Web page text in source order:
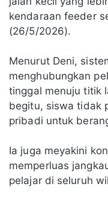
kendaraan feeder
(26/5/2026).
Menurut Deni,
menghubungkan
tinggal menuju titik
begitu, siswa tidak
pribadi untuk
Ia juga meyakini
memperluas
pelajar di seluruh